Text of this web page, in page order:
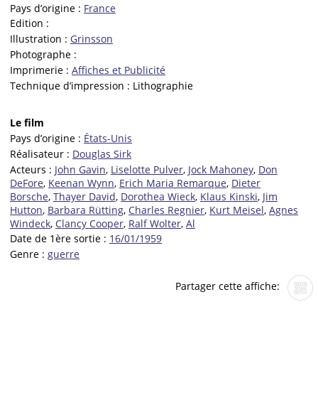
Pays d’origine : France
Edition :
Illustration : Grinsson
Photographe :
Imprimerie : Affiches et Publicité
Technique d’impression : Lithographie
Le film
Pays d’origine : États-Unis
Réalisateur : Douglas Sirk
Acteurs : John Gavin, Liselotte Pulver, Jock Mahoney, Don
DeFore, Keenan Wynn, Erich Maria Remarque, Dieter
Borsche, Thayer David, Dorothea Wieck, Klaus Kinski, Jim
Hutton, Barbara Rütting, Charles Regnier, Kurt Meisel, Agnes
Windeck, Clancy Cooper, Ralf Wolter, Al
Date de 1ère sortie : 16/01/1959
Genre : guerre
Partager cette affiche: